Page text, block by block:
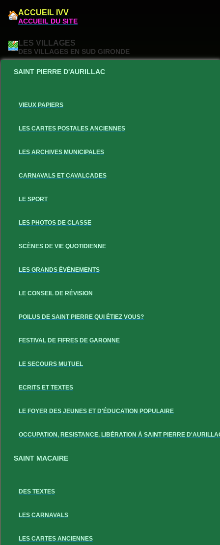
ACCUEIL IVV
ACCUEIL DU SITE
LES VILLAGES
DES VILLAGES EN SUD GIRONDE
SAINT PIERRE D'AURILLAC
VIEUX PAPIERS
LES CARTES POSTALES ANCIENNES
LES ARCHIVES MUNICIPALES
CARNAVALS ET CAVALCADES
LE SPORT
LES PHOTOS DE CLASSE
SCÈNES DE VIE QUOTIDIENNE
LES GRANDS ÉVÈNEMENTS
LE CONSEIL DE RÉVISION
POILUS DE SAINT PIERRE QUI ÉTIEZ VOUS?
FESTIVAL DE FIFRES DE GARONNE
LE SECOURS MUTUEL
ECRITS ET TEXTES
LE FOYER DES JEUNES ET D'ÉDUCATION POPULAIRE
OCCUPATION, RESISTANCE, LIBÉRATION À SAINT PIERRE
SAINT MACAIRE
DES TEXTES
LES CARNAVALS
LES CARTES ANCIENNES